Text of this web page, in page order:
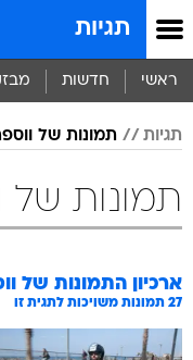
תגיות
ראשי חדשות
תגיות תמונות של
תמונות של
ארכיון התמונות של
27 תמונות משויכות לתגית זו